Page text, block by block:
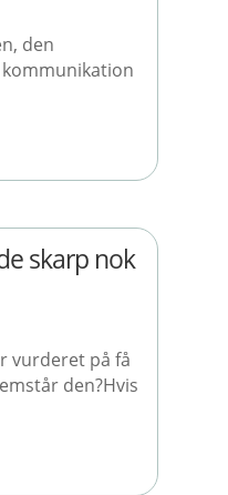
den
skarp nok
vurderet på få
den?Hvis